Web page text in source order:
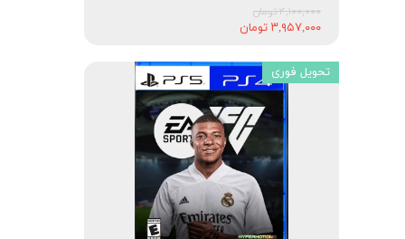
۴,۱۰۰,۰۰۰ تومان
۳,۹۵۷,۰۰۰ تومان
تحویل فوری